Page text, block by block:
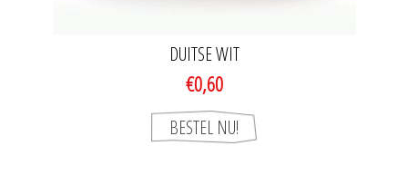
DUITSE WIT
€0,60